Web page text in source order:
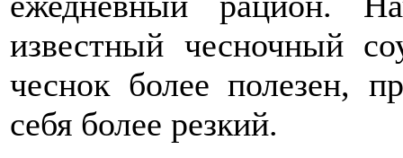
известный чесночный
чеснок более полезен,
себя более резкий.